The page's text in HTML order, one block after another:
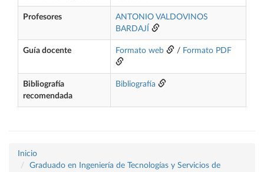
Profesores
ANTONIO VALDOVINOS
BARDAJÍ
Guía docente Formato web / Formato PDF
Bibliografía
recomendada
Bibliografía
Inicio
Graduado en Ingeniería de Tecnologías y Servicios de